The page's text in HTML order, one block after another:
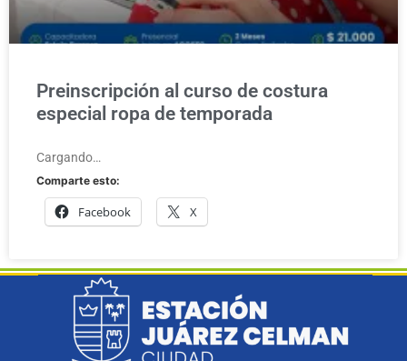
Preinscripción al curso de costura
especial ropa de temporada
Cargando…
Comparte esto:
Facebook X